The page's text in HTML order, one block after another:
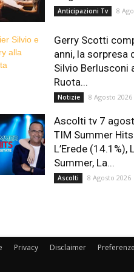
Anticipazioni Tv 8
Gerry Scotti
anni, la sorpresa
Silvio Berlusconi
Ruota...
Notizie 8 Agosto 2026
Ascolti tv 7
TIM Summer
L’Erede (14.1%),
Summer, La...
Ascolti 8 Agosto 2026
Privacy Disclaimer